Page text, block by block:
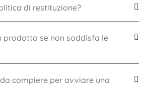
di restituzione?
prodotto se non soddisfa le
compiere per avviare una